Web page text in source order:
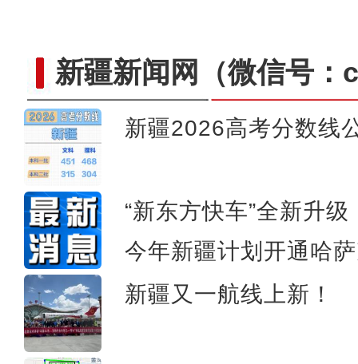
新疆新闻网 （微信号
新疆2026高考分数线
“新东方快车”全新升
今年新疆计划开通哈
新疆又一航线上新！
中国国产客机开通第二条高高原航线